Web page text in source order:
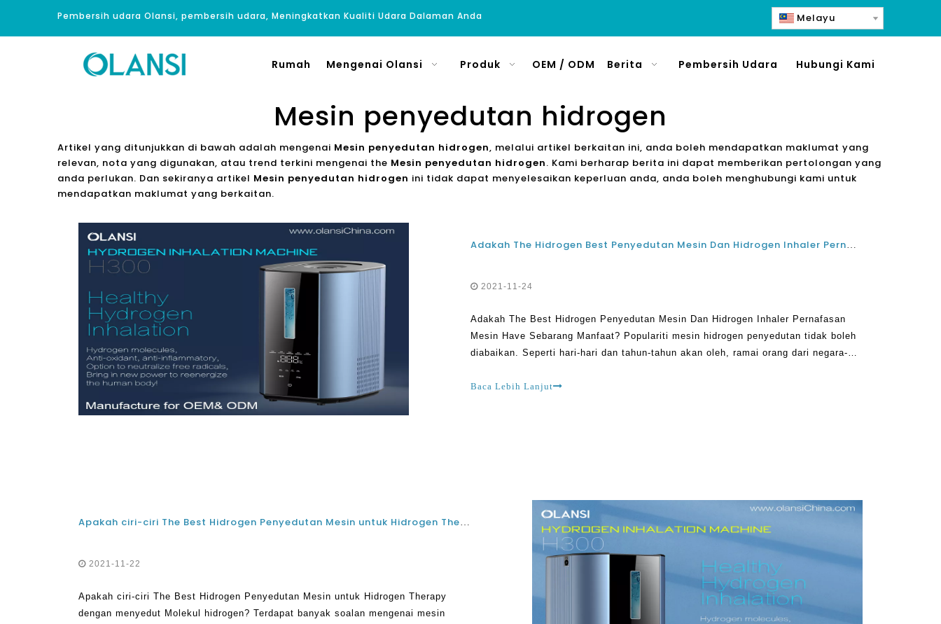
Pembersih udara Olansi, pembersih udara, Meningkatkan Kualiti Udara Dalaman Anda Melayu
Rumah Mengenai Olansi Produk OEM / ODM Berita Pembersih Udara Hubungi Kami
Mesin penyedutan hidrogen
Artikel yang ditunjukkan di bawah adalah mengenai Mesin penyedutan hidrogen, melalui artikel berkaitan ini, anda boleh mendapatkan maklumat yang
relevan, nota yang digunakan, atau trend terkini mengenai the Mesin penyedutan hidrogen. Kami berharap berita ini dapat memberikan pertolongan yang
anda perlukan. Dan sekiranya artikel Mesin penyedutan hidrogen ini tidak dapat menyelesaikan keperluan anda, anda boleh menghubungi kami untuk
mendapatkan maklumat yang berkaitan.
Adakah The Hidrogen Best Penyedutan Mesin Dan Hidrogen Inhaler Pernafasan Mesin Have Sebarang Manfaat?
2021-11-24
Adakah The Best Hidrogen Penyedutan Mesin Dan Hidrogen Inhaler Pernafasan
Mesin Have Sebarang Manfaat? Populariti mesin hidrogen penyedutan tidak boleh
diabaikan. Seperti hari-hari dan tahun-tahun akan oleh, ramai orang dari negara-
daripada
Baca Lebih Lanjut
Apakah ciri-ciri The Best Hidrogen Penyedutan Mesin untuk Hidrogen Therapy dengan menyedut Molekul hidrogen?
2021-11-22
Apakah ciri-ciri The Best Hidrogen Penyedutan Mesin untuk Hidrogen Therapy
dengan menyedut Molekul hidrogen? Terdapat banyak soalan mengenai mesin